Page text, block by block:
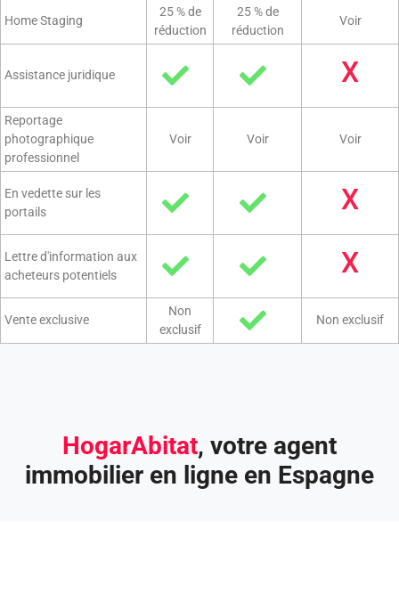
Home Staging
25 % de
réduction
25 % de
réduction
Voir
Assistance juridique X
Reportage
photographique
professionnel
Voir Voir Voir
En vedette sur les
portails
X
Lettre d'information aux
acheteurs potentiels
X
Vente exclusive
Non
exclusif
Non exclusif
HogarAbitat, votre agent
immobilier en ligne en Espagne